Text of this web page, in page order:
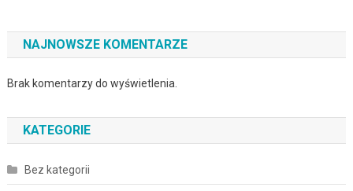
NAJNOWSZE KOMENTARZE
Brak komentarzy do wyświetlenia.
KATEGORIE
Bez kategorii